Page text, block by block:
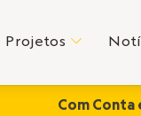
Projetos C
Com Conta